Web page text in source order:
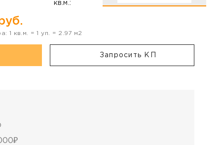
кв.м.:
1 кв.м. =1 уп. = 2.97 м2
Запросить КП